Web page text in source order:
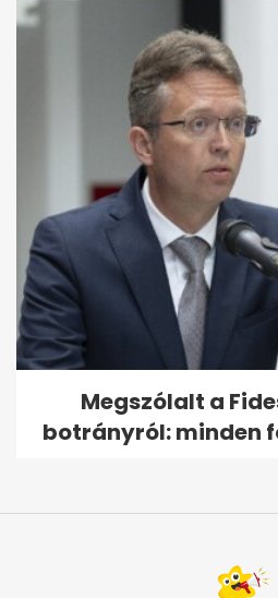
Megszólalt a
botrányról: minden